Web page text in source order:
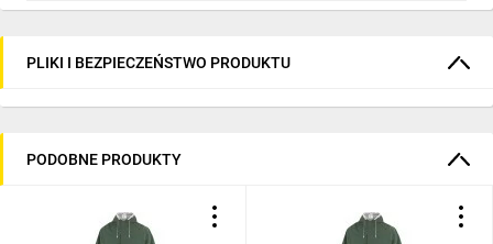
PLIKI I BEZPIECZEŃSTWO PRODUKTU
PODOBNE PRODUKTY